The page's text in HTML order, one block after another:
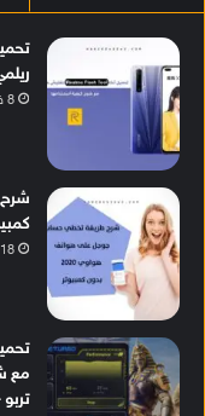
8 فبراير 2026
18 يوليو 2025
مع
تربو –